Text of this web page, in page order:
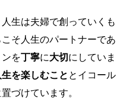
人生は夫婦で創っていくも
そ人生のパートナーであ
を丁寧に大切にしていま
を楽しむこと とイコール
づけています。